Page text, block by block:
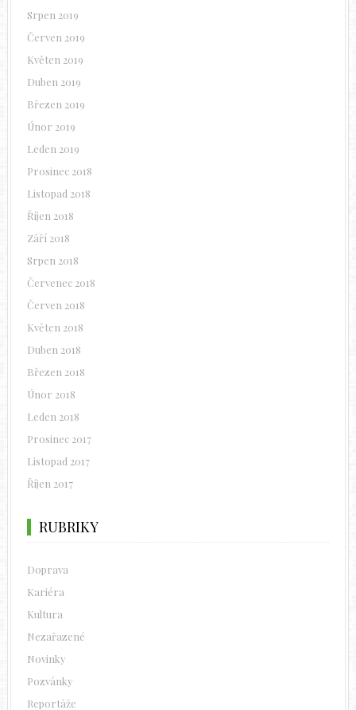
Srpen 2019
Červen 2019
Květen 2019
Duben 2019
Březen 2019
Únor 2019
Leden 2019
Prosinec 2018
Listopad 2018
Říjen 2018
Září 2018
Srpen 2018
Červenec 2018
Červen 2018
Květen 2018
Duben 2018
Březen 2018
Únor 2018
Leden 2018
Prosinec 2017
Listopad 2017
Říjen 2017
RUBRIKY
Doprava
Kariéra
Kultura
Nezařazené
Novinky
Pozvánky
Reportáže